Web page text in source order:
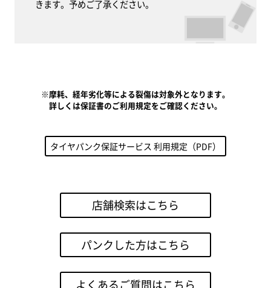
きます。予めご了承ください。
※摩耗、経年劣化等による裂傷は対象外となります。
詳しくは保証書のご利用規定をご確認ください。
タイヤパンク保証サービス 利用規定（PDF）
店舗検索はこちら
パンクした方はこちら
よくあるご質問はこちら